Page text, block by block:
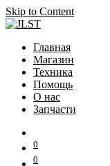
Skip to Content
Главная
Магазин
Техника
Помощь
О нас
Запчасти
0
0